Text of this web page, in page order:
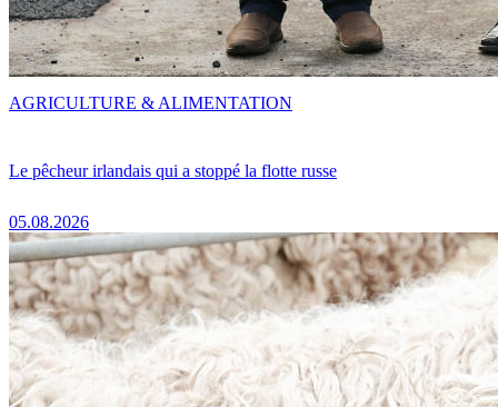
Le pêcheur irlandais qui a stoppé la flotte russe
05.08.2026
AGRICULTURE & ALIMENTATION